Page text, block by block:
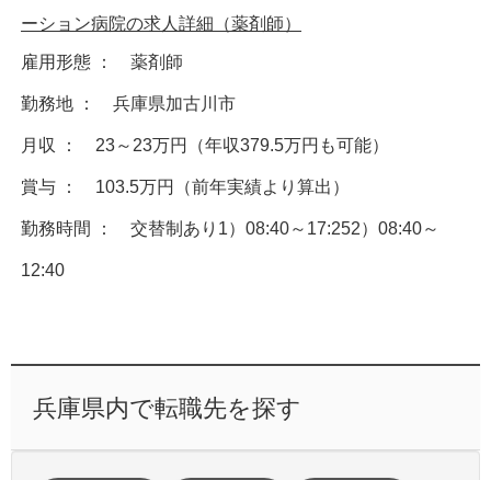
ーション病院の求人詳細（薬剤師）
雇用形態 ： 薬剤師
勤務地 ： 兵庫県加古川市
月収 ： 23～23万円（年収379.5万円も可能）
賞与 ： 103.5万円（前年実績より算出）
勤務時間 ： 交替制あり1）08:40～17:252）08:40～
12:40
兵庫県内で転職先を探す